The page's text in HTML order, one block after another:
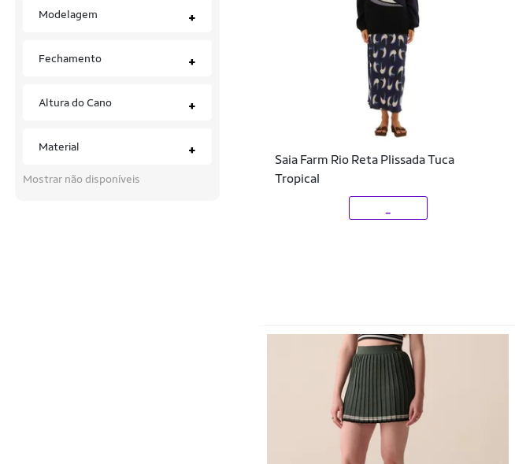
Modelagem +
Fechamento +
Altura do Cano +
Material +
Mostrar não disponíveis
Saia Farm Rio Reta Plissada Tuca
Tropical